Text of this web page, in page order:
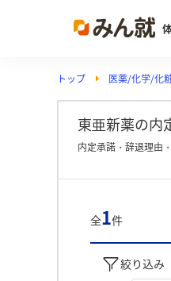
トップ 医薬/化学/化
東亜新薬の内
内定承諾・辞退理由
全1件
絞り込み